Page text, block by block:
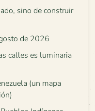
sino de construir
de 2026
calles es luminaria
(un mapa